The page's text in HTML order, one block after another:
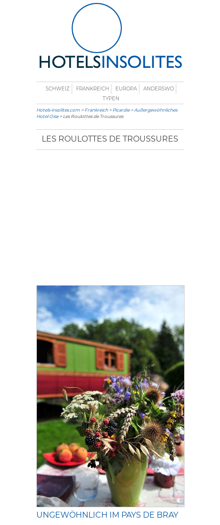
SCHWEIZ FRANKREICH EUROPA
ANDERSWO
TYPEN
Hotels-insolites.com >Frankreich >Picardie>Außergewöhnliches
Hotel Oise> Les Roulottes de Troussures
LES ROULOTTES DE TROUSSURES
UNGEWÖHNLICH IM PAYS DE BRAY